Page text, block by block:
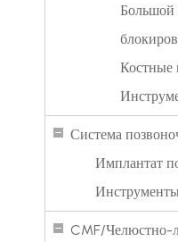
Большой
Костные
Система
Имплантат
CMF/Челюстно-